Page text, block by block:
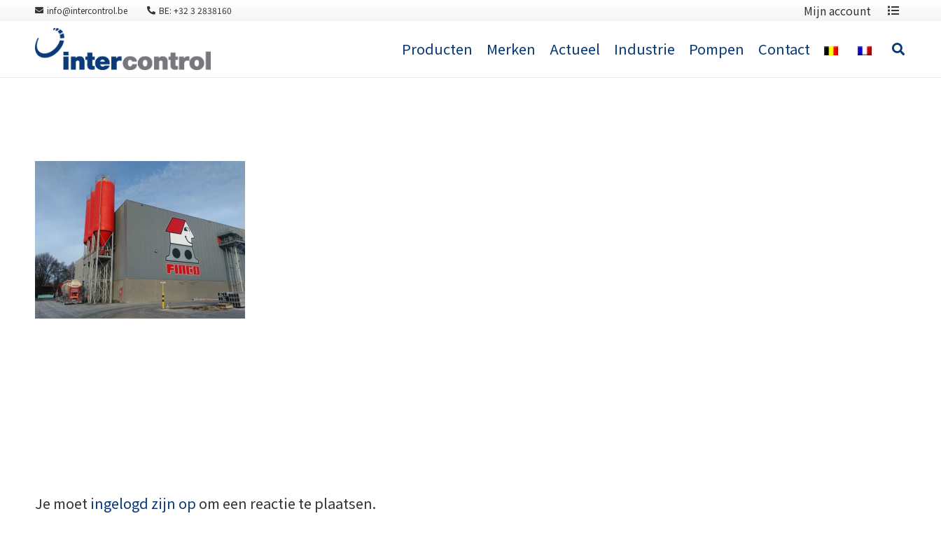
info@intercontrol.be BE: +32 3 2838160 Mijn account
Producten Merken Actueel Industrie Pompen Contact
Je moet ingelogd zijn op om een reactie te plaatsen.